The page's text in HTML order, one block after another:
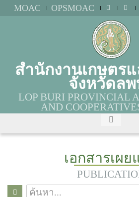
MOAC OPSMOAC
สำนักงานเกษตร
จังหวัดลพ
LOP BURI PROVINCIAL
AND
เอกสารเผย